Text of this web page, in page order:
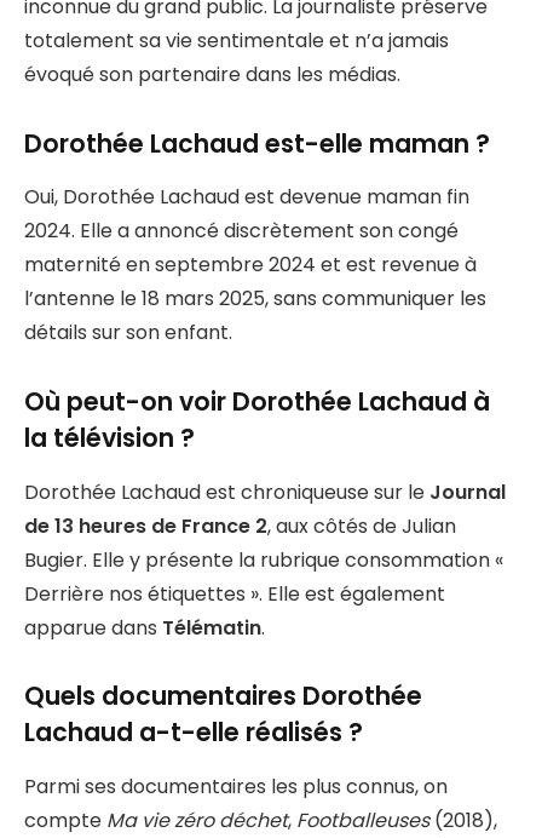
inconnue du grand public. La journaliste préserve
totalement sa vie sentimentale et n’a jamais
évoqué son partenaire dans les médias.
Dorothée Lachaud est-elle maman ?
Oui, Dorothée Lachaud est devenue maman fin
2024. Elle a annoncé discrètement son congé
maternité en septembre 2024 et est revenue à
l’antenne le 18 mars 2025, sans communiquer les
détails sur son enfant.
Où peut-on voir Dorothée Lachaud à
la télévision ?
Dorothée Lachaud est chroniqueuse sur le Journal
de 13 heures de France 2, aux côtés de Julian
Bugier. Elle y présente la rubrique consommation «
Derrière nos étiquettes ». Elle est également
apparue dans Télématin.
Quels documentaires Dorothée
Lachaud a-t-elle réalisés ?
Parmi ses documentaires les plus connus, on
compte Ma vie zéro déchet, Footballeuses(2018),